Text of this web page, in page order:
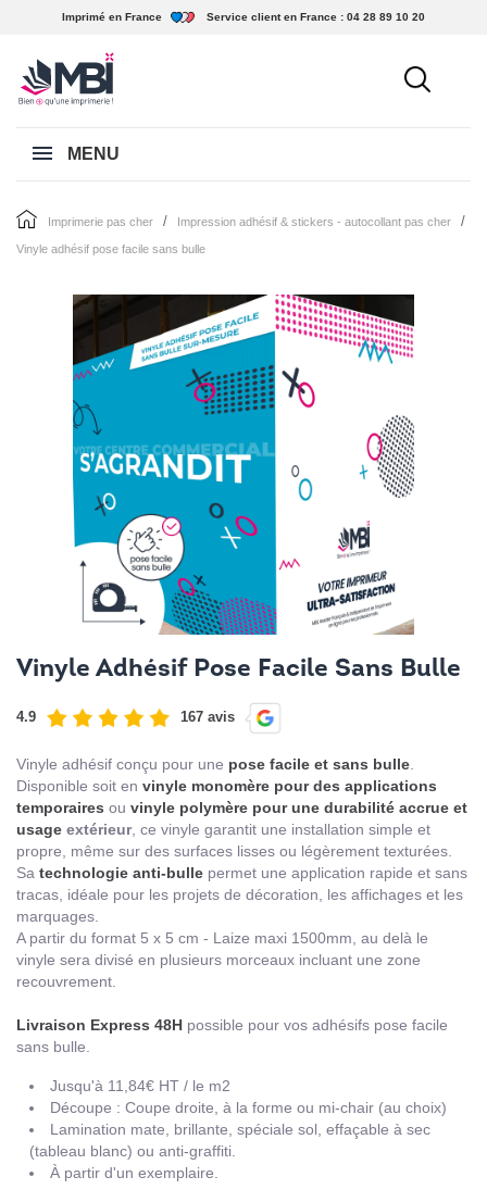
Imprimé en France Service client en France : 04 28 89 10 20
MENU
imprimerie pas cher impression adhésif & stickers - autocollant pas cher
vinyle adhésif pose facile sans bulle
Vinyle Adhésif Pose Facile Sans Bulle
4.9 167 avis
Vinyle adhésif conçu pour une pose facile et sans bulle.
Disponible soit en vinyle monomère pour des applications
temporaires ou vinyle polymère pour une durabilité accrue et
usage extérieur, ce vinyle garantit une installation simple et
propre, même sur des surfaces lisses ou légèrement texturées.
Sa technologie anti-bulle permet une application rapide et sans
tracas, idéale pour les projets de décoration, les affichages et les
marquages.
A partir du format 5 x 5 cm - Laize maxi 1500mm, au delà le
vinyle sera divisé en plusieurs morceaux incluant une zone
recouvrement.
Livraison Express 48H possible pour vos adhésifs pose facile
sans bulle.
Jusqu'à 11,84€ HT / le m2
Découpe : Coupe droite, à la forme ou mi-chair (au choix)
Lamination mate, brillante, spéciale sol, effaçable à sec
(tableau blanc) ou anti-graffiti.
À partir d'un exemplaire.